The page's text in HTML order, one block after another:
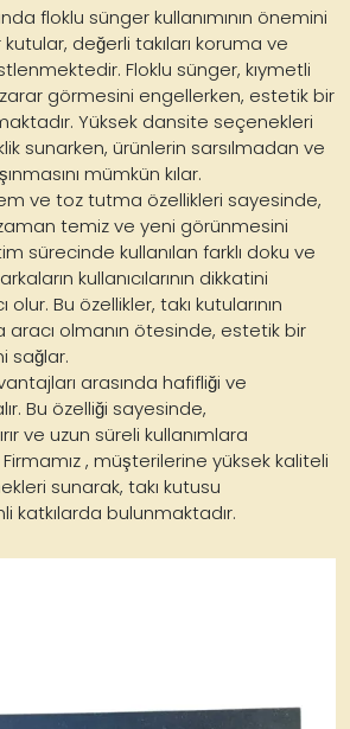
floklu sünger kullanımının önemini
değerli takıları koruma ve
Floklu sünger, kıymetli
zarar görmesini engellerken, estetik bir
Yüksek dansite seçenekleri
sunarken, ürünlerin sarsılmadan ve
mümkün kılar.
ve toz tutma özellikleri sayesinde,
temiz ve yeni görünmesini
sürecinde kullanılan farklı doku ve
kullanıcılarının dikkatini
Bu özellikler, takı kutularının
olmanın ötesinde, estetik bir
sağlar.
arasında hafifliği ve
Bu özelliği sayesinde,
ve uzun süreli kullanımlara
Firmamız , müşterilerine yüksek kaliteli
sunarak, takı kutusu
katkılarda bulunmaktadır.